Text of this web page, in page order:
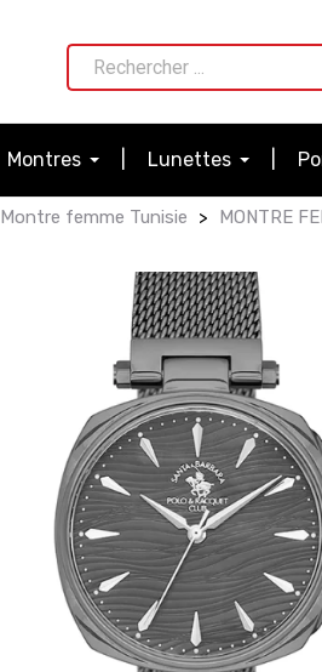
Montres Lunettes
Montre femme Tunisie MONTRE